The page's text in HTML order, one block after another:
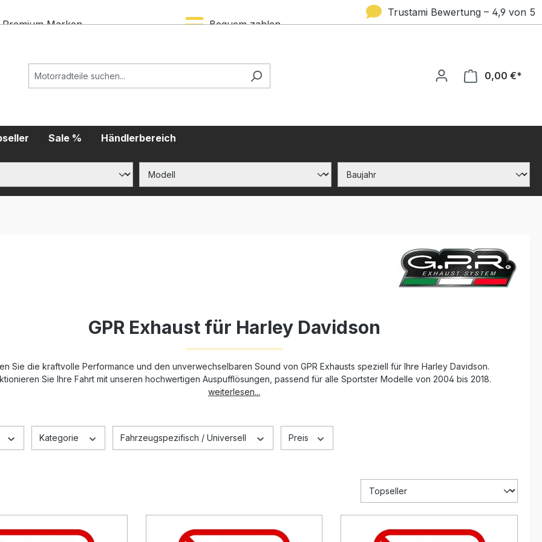
Marken Bequem zahlen
Trustami Bewertung – 4,9 von 5
0,00 €*
Sale % Händlerbereich
GPR Exhaust für Harley Davidson
Sie die kraftvolle Performance und den unverwechselbaren Sound von GPR Exhausts speziell für Ihre Harley Davidson.
Sie Ihre Fahrt mit unseren hochwertigen Auspufflösungen, passend für alle Sportster Modelle von 2004 bis 2018.
weiterlesen...
Kategorie Fahrzeugspezifisch / Universell Preis